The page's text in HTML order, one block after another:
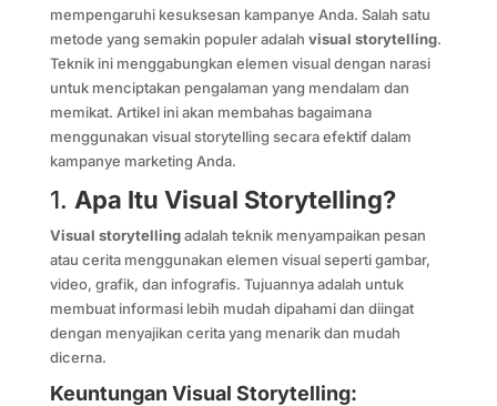
mempengaruhi kesuksesan kampanye Anda. Salah satu
metode yang semakin populer adalah visual storytelling.
Teknik ini menggabungkan elemen visual dengan narasi
untuk menciptakan pengalaman yang mendalam dan
memikat. Artikel ini akan membahas bagaimana
menggunakan visual storytelling secara efektif dalam
kampanye marketing Anda.
1. Apa Itu Visual Storytelling?
Visual storytellingadalah teknik menyampaikan pesan
atau cerita menggunakan elemen visual seperti gambar,
video, grafik, dan infografis. Tujuannya adalah untuk
membuat informasi lebih mudah dipahami dan diingat
dengan menyajikan cerita yang menarik dan mudah
dicerna.
Keuntungan Visual Storytelling: